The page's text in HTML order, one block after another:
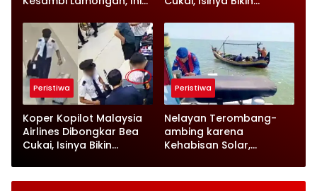
Peristiwa
Koper Kopilot Malaysia
Airlines Dibongkar Bea
Cukai, Isinya Bikin
Peristiwa
Nelayan Terombang-
ambing karena
Kehabisan Solar,